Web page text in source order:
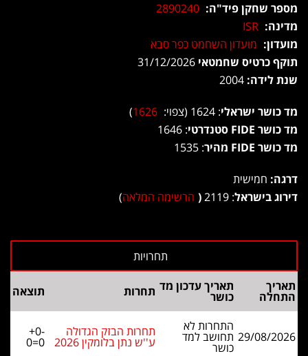
מספר שחקן פיד"ה: 2890240
מדינה: ISR
מועדון: מועדון השחמט כפר סבא
תוקף כרטיס שחמטאי
שנת לידה:
מד כושר ישראלי: 1624 (צפוי: 1626
)
מד כושר FIDE סטנדרטי
: 1646
מד כושר FIDE מהיר
: 1535
דרגה: חמישית
דירוג בישראל: 2119
( הרשימה המלאה)
תאריך
התחלה
תאריך עדכון מד
כושר תחרות תוצאה
29/08/2026
התחרות לא
תחושב למד
כושר
תחרות הבזק הגדולה
ע''ש נתן בלומקין 2026
+0-
0=0